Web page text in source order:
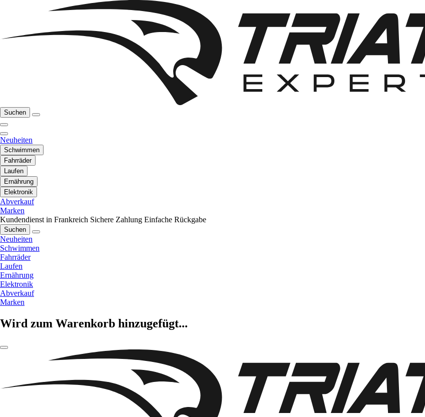
Suchen
Neuheiten
Schwimmen
Fahrräder
Laufen
Ernährung
Elektronik
Abverkauf
Marken
Kundendienst in Frankreich Sichere Zahlung Einfache Rückgabe
Suchen
Neuheiten
Schwimmen
Fahrräder
Laufen
Ernährung
Elektronik
Abverkauf
Marken
Wird zum Warenkorb hinzugefügt...